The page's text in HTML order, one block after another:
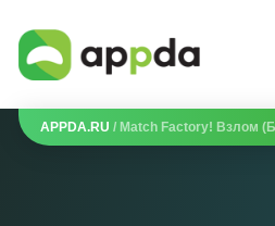
APPDA.RU / Match Factory! Взлом